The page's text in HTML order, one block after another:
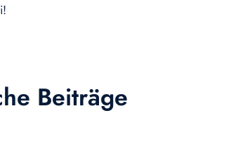
Beiträge